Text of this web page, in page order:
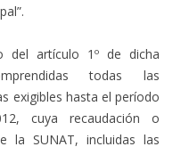
del artículo 1º de dicha
todas las
exigibles hasta el período
cuya recaudación o
la SUNAT, incluidas las